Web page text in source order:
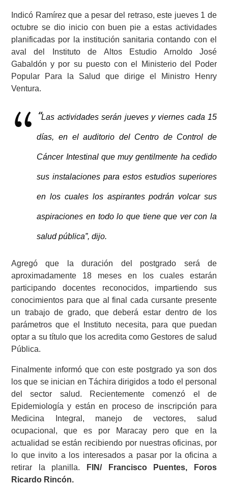
Indicó Ramírez que a pesar del retraso, este jueves 1 de
octubre se dio inicio con buen pie a estas actividades
planificadas por la institución sanitaria contando con el
aval del Instituto de Altos Estudio Arnoldo José
Gabaldón y por su puesto con el Ministerio del Poder
Popular Para la Salud que dirige el Ministro Henry
Ventura.
“Las actividades serán jueves y viernes cada 15
días, en el auditorio del Centro de Control de
Cáncer Intestinal que muy gentilmente ha cedido
sus instalaciones para estos estudios superiores
en los cuales los aspirantes podrán volcar sus
aspiraciones en todo lo que tiene que ver con la
salud pública”, dijo.
Agregó que la duración del postgrado será de
aproximadamente 18 meses en los cuales estarán
participando docentes reconocidos, impartiendo sus
conocimientos para que al final cada cursante presente
un trabajo de grado, que deberá estar dentro de los
parámetros que el Instituto necesita, para que puedan
optar a su título que los acredita como Gestores de salud
Pública.
Finalmente informó que con este postgrado ya son dos
los que se inician en Táchira dirigidos a todo el personal
del sector salud. Recientemente comenzó el de
Epidemiología y están en proceso de inscripción para
Medicina Integral, manejo de vectores, salud
ocupacional, que es por Maracay pero que en la
actualidad se están recibiendo por nuestras oficinas, por
lo que invito a los interesados a pasar por la oficina a
retirar la planilla. FIN/ Francisco Puentes, Foros
Ricardo Rincón.